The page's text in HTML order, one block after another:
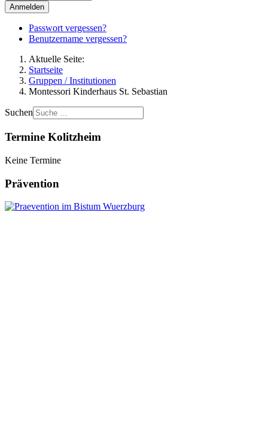
Anmelden
Passwort vergessen?
Benutzername vergessen?
Aktuelle Seite:
Startseite
Gruppen / Institutionen
Montessori Kinderhaus St. Sebastian
Suchen
Termine Kolitzheim
Keine Termine
Prävention